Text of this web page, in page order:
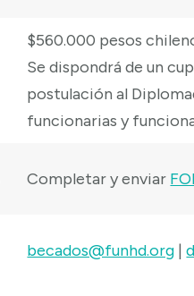
$560.000 pesos
Se dispondrá de un
postulación al
funcionarias y
Completar y enviar
becados@funhd.org |